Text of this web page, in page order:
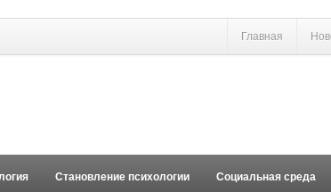
Главная
Становление психологии Социальная среда